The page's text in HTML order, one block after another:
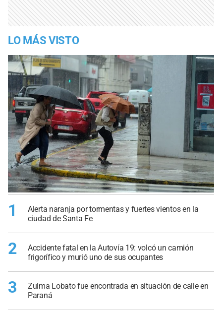
LO MÁS VISTO
1
Alerta naranja por tormentas y fuertes vientos en la
ciudad de Santa Fe
2
Accidente fatal en la Autovía 19: volcó un camión
frigorífico y murió uno de sus ocupantes
3
Zulma Lobato fue encontrada en situación de calle en
Paraná